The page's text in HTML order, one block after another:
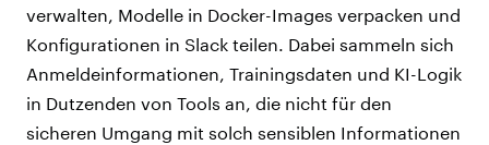
verwalten, Modelle in Docker-Images verpacken und
Konfigurationen in Slack teilen. Dabei sammeln sich
Anmeldeinformationen, Trainingsdaten und KI-Logik
in Dutzenden von Tools an, die nicht für den
sicheren Umgang mit solch sensiblen Informationen